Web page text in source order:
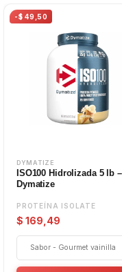
-$ 49,50
DYMATIZE
ISO100 Hidrolizada 5 lb –
Dymatize
PROTEÍNA ISOLATE
$ 169,49